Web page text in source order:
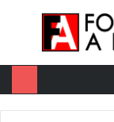
Menu